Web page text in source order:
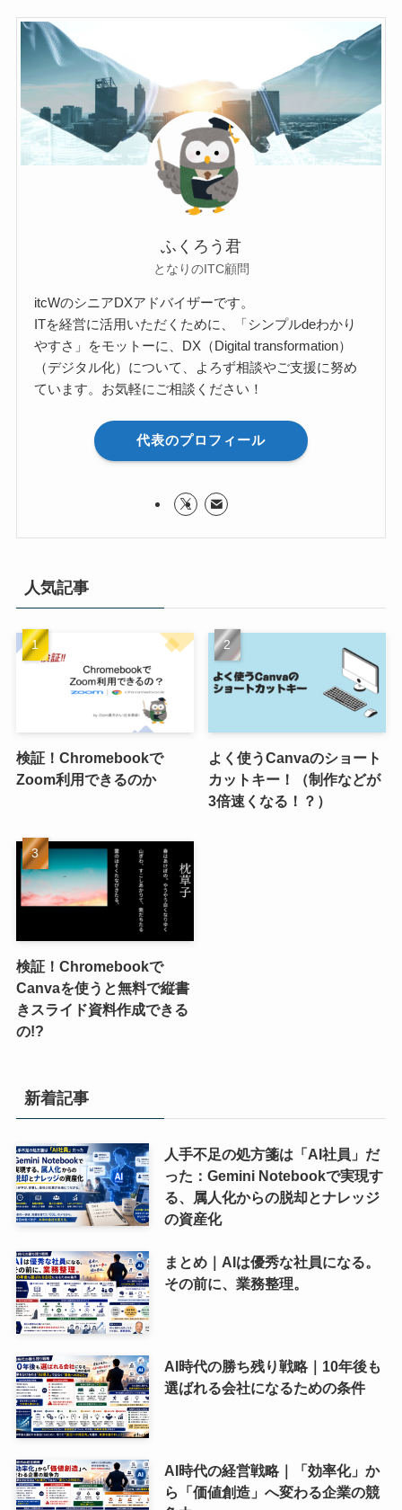
ふくろう君
となりのITC顧問
itcWのシニアDXアドバイザーです。
ITを経営に活用いただくために、「シンプルdeわかり
やすさ」をモットーに、DX（Digital transformation）
（デジタル化）について、よろず相談やご支援に努め
ています。お気軽にご相談ください！
代表のプロフィール
人気記事
検証！Chromebookで
Zoom利用できるのか
よく使うCanvaのショート
カットキー！（制作などが
3倍速くなる！？）
検証！Chromebookで
Canvaを使うと無料で縦書
きスライド資料作成できる
の!?
新着記事
人手不足の処方箋は「AI社員」だ
った：Gemini Notebookで実現す
る、属人化からの脱却とナレッジ
の資産化
まとめ｜AIは優秀な社員になる。
その前に、業務整理。
AI時代の勝ち残り戦略｜10年後も
選ばれる会社になるための条件
AI時代の経営戦略｜「効率化」か
ら「価値創造」へ変わる企業の競